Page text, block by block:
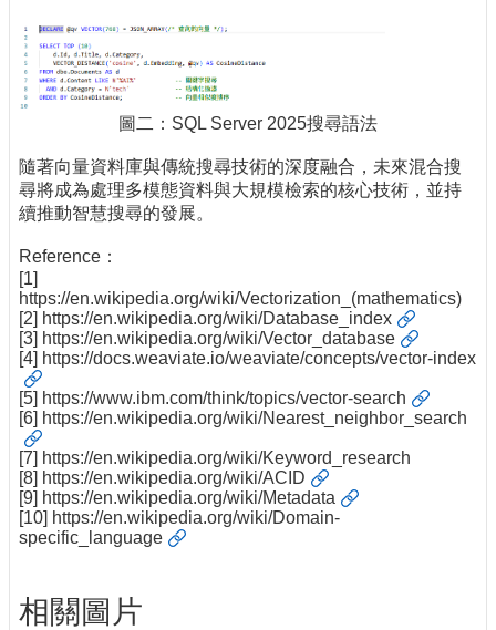
圖二：SQL Server 2025搜尋語法
隨著向量資料庫與傳統搜尋技術的深度融合，未來混合搜
尋將成為處理多模態資料與大規模檢索的核心技術，並持
續推動智慧搜尋的發展。
Reference：
[1]
https://en.wikipedia.org/wiki/Vectorization_(mathematics)
[2] https://en.wikipedia.org/wiki/Database_index
[3] https://en.wikipedia.org/wiki/Vector_database
[4] https://docs.weaviate.io/weaviate/concepts/vector-index
[5] https://www.ibm.com/think/topics/vector-search
[6] https://en.wikipedia.org/wiki/Nearest_neighbor_search
[7] https://en.wikipedia.org/wiki/Keyword_research
[8] https://en.wikipedia.org/wiki/ACID
[9] https://en.wikipedia.org/wiki/Metadata
[10] https://en.wikipedia.org/wiki/Domain-
specific_language
相關圖片